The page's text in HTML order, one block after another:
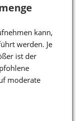
kann,
werden. Je
ist der
moderate